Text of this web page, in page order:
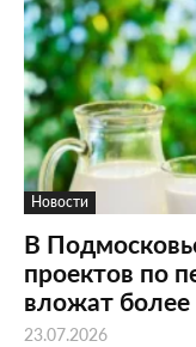
Новости
В
проектов по
вложат
23.07.2026